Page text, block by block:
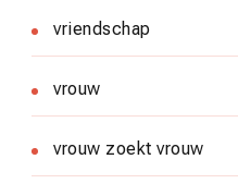
vriendschap
vrouw
vrouw zoekt vrouw